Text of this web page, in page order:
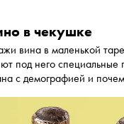
в чекушке
под него
с демографией и